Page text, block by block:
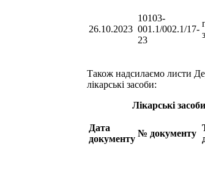
26.10.2023
10103-
001.1/002.1/17-
23
Також надсилаємо листи
лікарські засоби:
Лікарські
Дата
документу
№ документу